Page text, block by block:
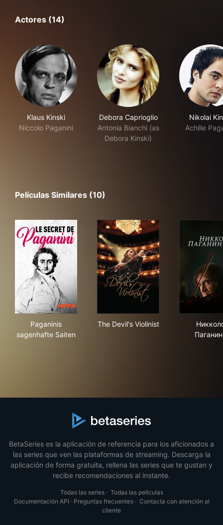
Actores (14)
Klaus Kinski
Niccolo Paganini
Debora Caprioglio
Antonia Bianchi (as
Debora Kinski)
Nikolai
Achille
Películas Similares (10)
Paganinis
sagenhafte Saiten
The Devil's Violinist
BetaSeries es la aplicación de referencia para los aficionados a
las series que ven las plataformas de streaming. Descarga la
aplicación de forma gratuita, rellena las series que te gustan y
recibe recomendaciones al instante.
Todas las series· Todas las películas
Documentación API · Preguntas frecuentes· Contacta con atención al
cliente